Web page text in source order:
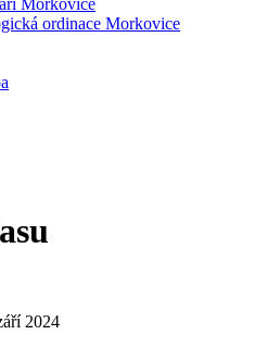
Morkovice
ordinace Morkovice
2024